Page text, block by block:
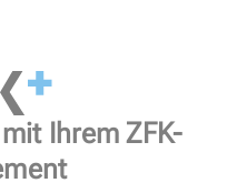
Ihrem ZFK-